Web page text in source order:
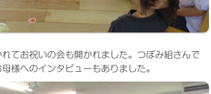
てお祝いの会も開かれました。つぼみ組さんで
母様へのインタビューもありました。